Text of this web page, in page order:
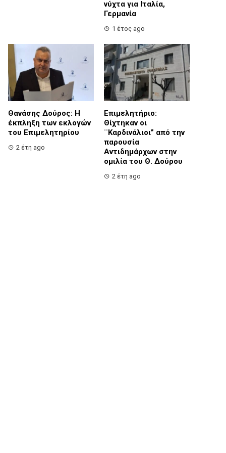
νύχτα για Ιταλία,
Γερμανία
1 έτος ago
Θανάσης Δούρος: Η
έκπληξη των εκλογών
του Επιμελητηρίου
2 έτη ago
Επιμελητήριο:
Θίχτηκαν οι
¨Καρδινάλιοι” από την
παρουσία
Αντιδημάρχων στην
ομιλία του Θ. Δούρου
2 έτη ago